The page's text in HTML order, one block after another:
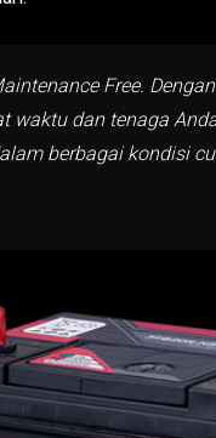
Free.
dan tenaga
berbagai kondisi